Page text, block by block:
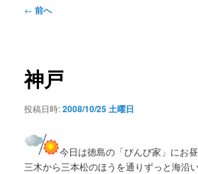
投
ゲ
ー
ョ
← 前へ
神戸
投稿日時:2008/10/25 土曜日
今日は徳島の「びんび家」にお
三木から三本松のほうを通りずっと海沿